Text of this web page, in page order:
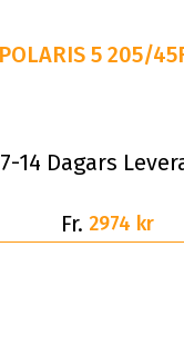
7-14 Dagars
Fr. 2974 kr